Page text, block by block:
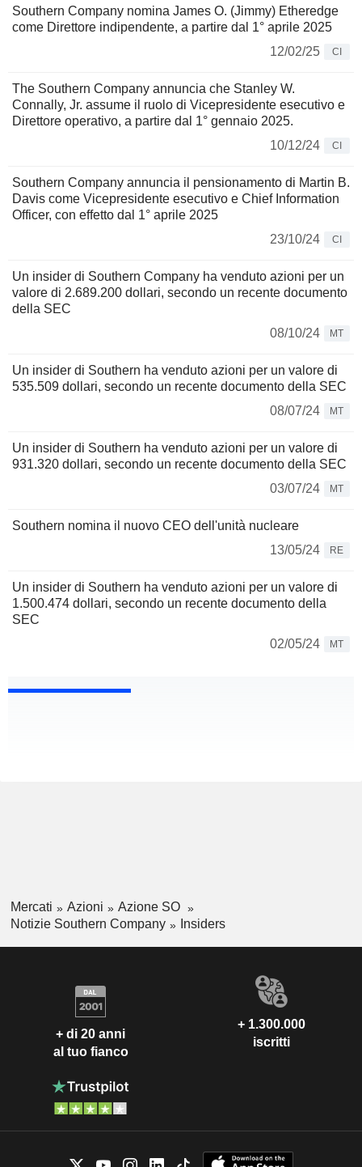
Southern Company nomina James O. (Jimmy) Etheredge
come Direttore indipendente, a partire dal 1° aprile 2025
12/02/25
CI
The Southern Company annuncia che Stanley W.
Connally, Jr. assume il ruolo di Vicepresidente esecutivo e
Direttore operativo, a partire dal 1° gennaio 2025.
10/12/24
CI
Southern Company annuncia il pensionamento di Martin B.
Davis come Vicepresidente esecutivo e Chief Information
Officer, con effetto dal 1° aprile 2025
23/10/24
CI
Un insider di Southern Company ha venduto azioni per un
valore di 2.689.200 dollari, secondo un recente documento
della SEC
08/10/24
MT
Un insider di Southern ha venduto azioni per un valore di
535.509 dollari, secondo un recente documento della SEC
08/07/24
MT
Un insider di Southern ha venduto azioni per un valore di
931.320 dollari, secondo un recente documento della SEC
03/07/24
MT
Southern nomina il nuovo CEO dell'unità nucleare
13/05/24
RE
Un insider di Southern ha venduto azioni per un valore di
1.500.474 dollari, secondo un recente documento della
SEC
02/05/24
MT
Mercati Azioni
Azione SO
Notizie Southern Company
Insiders
+ di 20 anni
al tuo fianco
+ 1.300.000
iscritti